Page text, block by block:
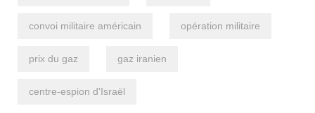
convoi militaire américain opération militaire
prix du gaz gaz iranien
centre-espion d'Israël